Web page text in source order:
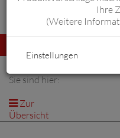
umschalten
Sie sind hier:
Zur
Übersicht
Ihre
(Weitere
Einstellungen